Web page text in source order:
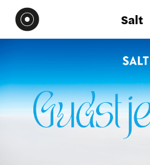
Salt